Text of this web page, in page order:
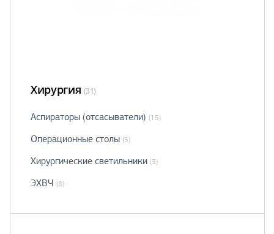
Хирургия (31)
Аспираторы (отсасыватели) (15)
Операционные столы (5)
Хирургические светильники (3)
ЭХВЧ (8)